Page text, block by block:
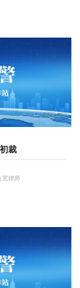
裁
宽律师